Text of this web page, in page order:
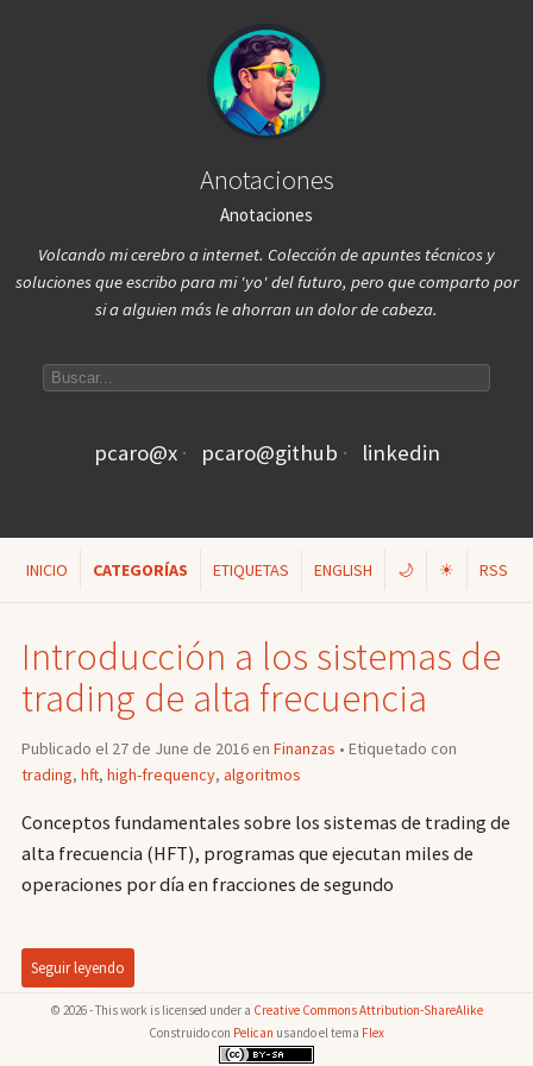
Anotaciones
Anotaciones
Volcando mi cerebro a internet. Colección de apuntes técnicos y
soluciones que escribo para mi 'yo' del futuro, pero que comparto por
si a alguien más le ahorran un dolor de cabeza.
pcaro@x pcaro@github linkedin
INICIO CATEGORÍAS ETIQUETAS ENGLISH 🌙 ☀ RSS
Introducción a los sistemas de
trading de alta frecuencia
Publicado el 27 de June de 2016 en Finanzas • Etiquetado con
trading, hft, high-frequency, algoritmos
Conceptos fundamentales sobre los sistemas de trading de
alta frecuencia (HFT), programas que ejecutan miles de
operaciones por día en fracciones de segundo
Seguir leyendo
© 2026 - This work is licensed under a Creative Commons Attribution-ShareAlike
Construido con Pelican usando el tema Flex